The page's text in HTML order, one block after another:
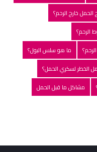
خارج الرحم؟
الرحم؟
ما هو سلس البول؟
الخطر لسكري الحمل؟
مشاكل ما قبل الحمل